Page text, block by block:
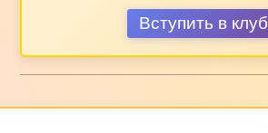
Вступить в клуб